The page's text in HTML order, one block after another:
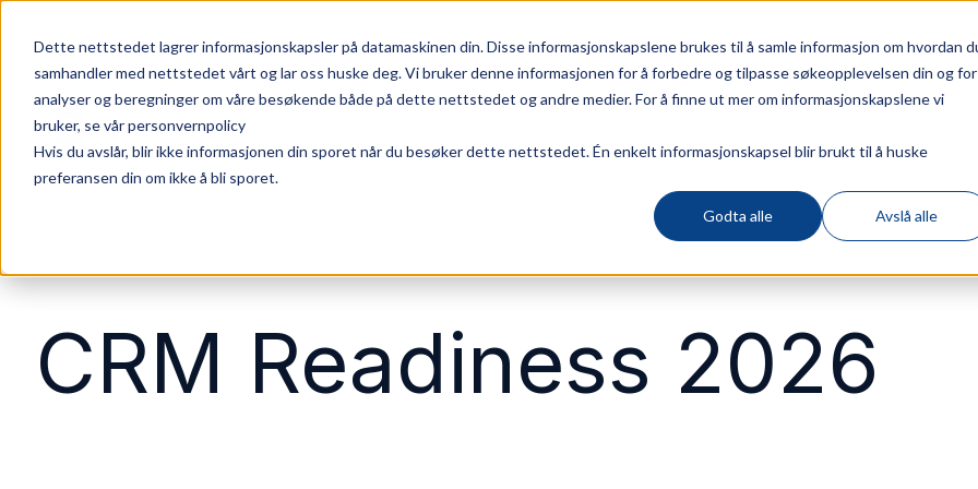
Dette nettstedet lagrer informasjonskapsler på datamaskinen din. Disse informasjonskapslene brukes til å samle informasjon om hvordan
samhandler med nettstedet vårt og lar oss huske deg. Vi bruker denne informasjonen for å forbedre og tilpasse søkeopplevelsen din og for
analyser og beregninger om våre besøkende både på dette nettstedet og andre medier. For å finne ut mer om informasjonskapslene vi
bruker, se vår personvernpolicy
Hvis du avslår, blir ikke informasjonen din sporet når du besøker dette nettstedet. Én enkelt informasjonskapsel blir brukt til å huske
preferansen din om ikke å bli sporet.
Godta alle Avslå alle
CRM Readiness 2026